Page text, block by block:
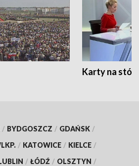
Karty na
/ BYDGOSZCZ / GDAŃSK /
/ KATOWICE / KIELCE /
/ ŁÓDŹ / OLSZTYN /